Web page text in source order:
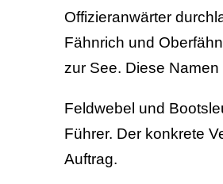
Offizieranwärter
Fähnrich und
zur See. Diese
Feldwebel und
Führer. Der konkrete
Auftrag.